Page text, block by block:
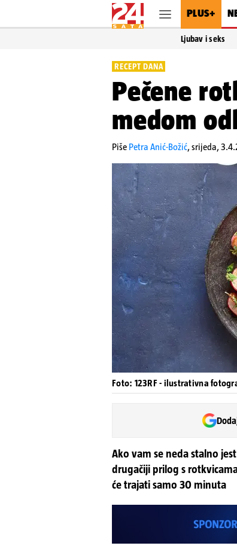
PLUS+
Ljubav i seks
RECEPT DANA
Pečene
medom
Piše Petra Anić-Božić,srijeda,
Foto: 123RF - ilustrativna
Ako vam se neda stalno
drugačiji prilog s
će trajati samo 30 minuta